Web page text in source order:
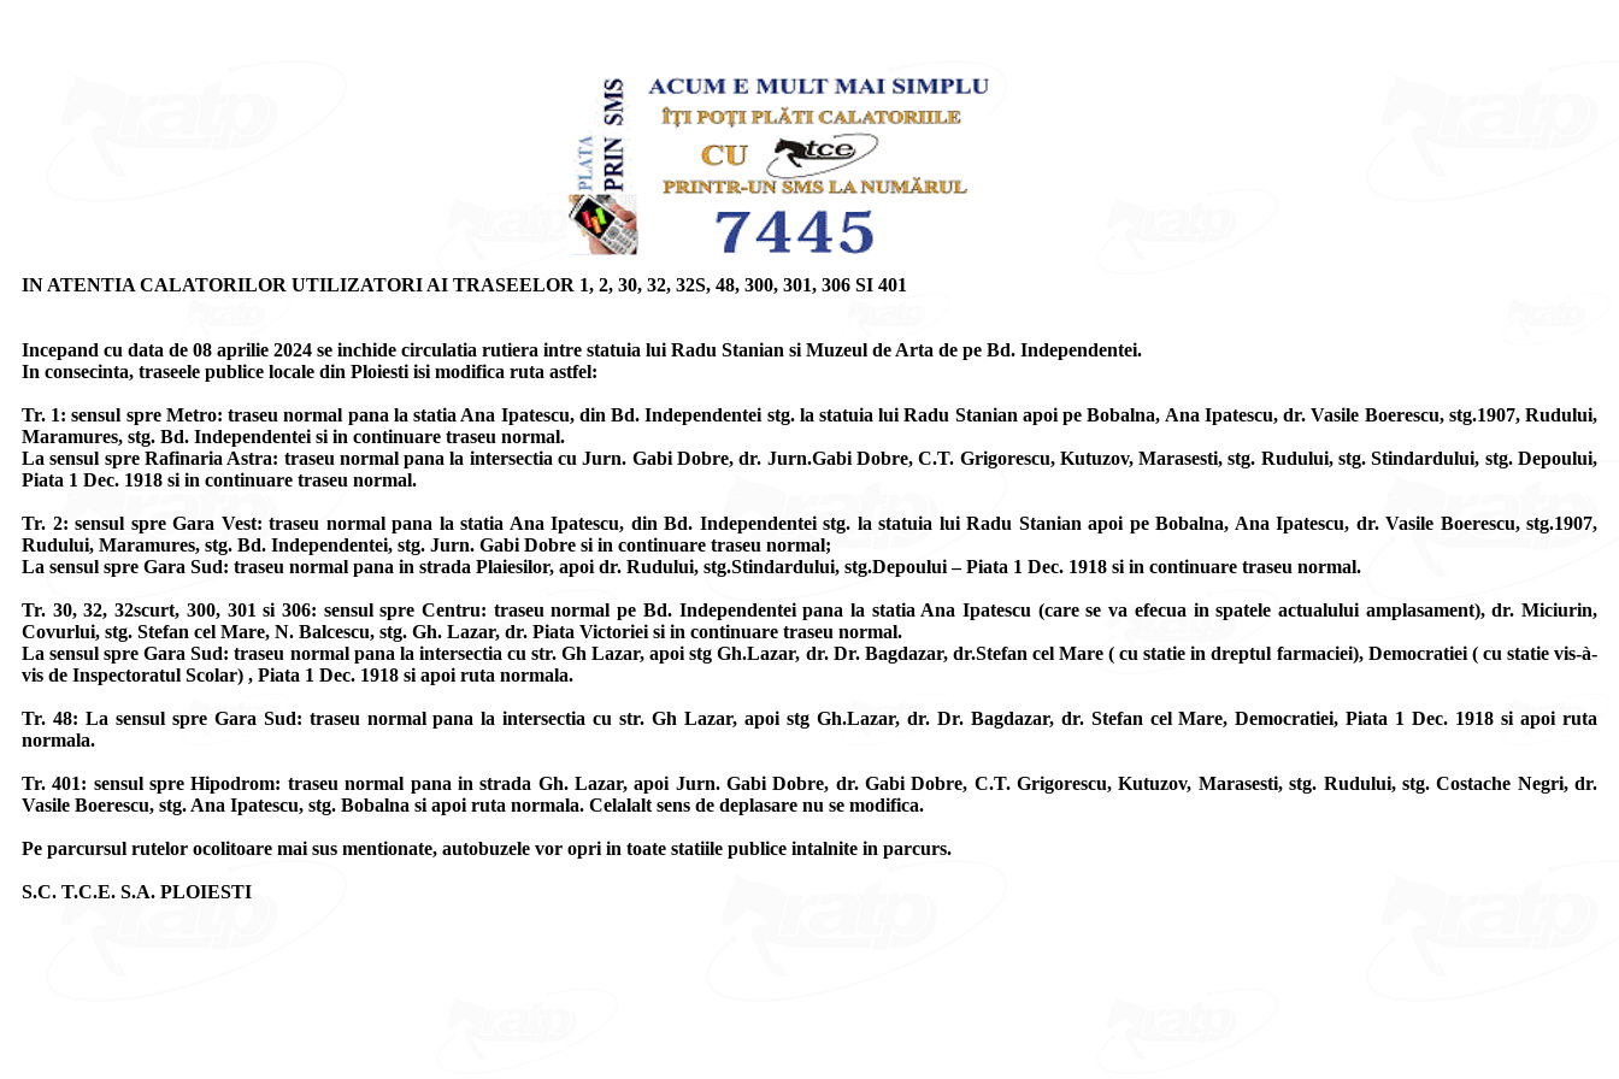
IN ATENTIA CALATORILOR UTILIZATORI AI TRASEELOR 1, 2, 30, 32, 32S, 48, 300, 301, 306 SI 401
Incepand cu data de 08 aprilie 2024 se inchide circulatia rutiera intre statuia lui Radu Stanian si Muzeul de Arta de pe Bd. Independentei.
In consecinta, traseele publice locale din Ploiesti isi modifica ruta astfel:
Tr. 1: sensul spre Metro: traseu normal pana la statia Ana Ipatescu, din Bd. Independentei stg. la statuia lui Radu Stanian apoi pe Bobalna, Ana Ipatescu, dr. Vasile Boerescu, stg.1907, Rudului,
Maramures, stg. Bd. Independentei si in continuare traseu normal.
La sensul spre Rafinaria Astra: traseu normal pana la intersectia cu Jurn. Gabi Dobre, dr. Jurn.Gabi Dobre, C.T. Grigorescu, Kutuzov, Marasesti, stg. Rudului, stg. Stindardului, stg. Depoului,
Piata 1 Dec. 1918 si in continuare traseu normal.
Tr. 2: sensul spre Gara Vest: traseu normal pana la statia Ana Ipatescu, din Bd. Independentei stg. la statuia lui Radu Stanian apoi pe Bobalna, Ana Ipatescu, dr. Vasile Boerescu, stg.1907,
Rudului, Maramures, stg. Bd. Independentei, stg. Jurn. Gabi Dobre si in continuare traseu normal;
La sensul spre Gara Sud: traseu normal pana in strada Plaiesilor, apoi dr. Rudului, stg.Stindardului, stg.Depoului – Piata 1 Dec. 1918 si in continuare traseu normal.
Tr. 30, 32, 32scurt, 300, 301 si 306: sensul spre Centru: traseu normal pe Bd. Independentei pana la statia Ana Ipatescu (care se va efecua in spatele actualului amplasament), dr. Miciurin,
Covurlui, stg. Stefan cel Mare, N. Balcescu, stg. Gh. Lazar, dr. Piata Victoriei si in continuare traseu normal.
La sensul spre Gara Sud: traseu normal pana la intersectia cu str. Gh Lazar, apoi stg Gh.Lazar, dr. Dr. Bagdazar, dr.Stefan cel Mare ( cu statie in dreptul farmaciei), Democratiei ( cu statie vis-à-
vis de Inspectoratul Scolar) , Piata 1 Dec. 1918 si apoi ruta normala.
Tr. 48: La sensul spre Gara Sud: traseu normal pana la intersectia cu str. Gh Lazar, apoi stg Gh.Lazar, dr. Dr. Bagdazar, dr. Stefan cel Mare, Democratiei, Piata 1 Dec. 1918 si apoi ruta
normala.
Tr. 401: sensul spre Hipodrom: traseu normal pana in strada Gh. Lazar, apoi Jurn. Gabi Dobre, dr. Gabi Dobre, C.T. Grigorescu, Kutuzov, Marasesti, stg. Rudului, stg. Costache Negri, dr.
Vasile Boerescu, stg. Ana Ipatescu, stg. Bobalna si apoi ruta normala. Celalalt sens de deplasare nu se modifica.
Pe parcursul rutelor ocolitoare mai sus mentionate, autobuzele vor opri in toate statiile publice intalnite in parcurs.
S.C. T.C.E. S.A. PLOIESTI